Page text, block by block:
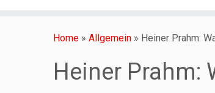
Home » Allgemein » Heiner Prahm:
Heiner Prahm: